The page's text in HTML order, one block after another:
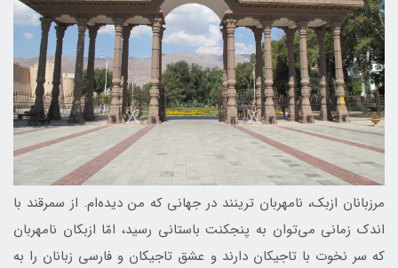
مرزبانان ازبک، نامهربان‌ ترینند در جهانی که من دیده‌ام. از سمرقند با
اندک زمانی می‌توان به پنجکنت باستانی رسید، امّا ازبکان نامهربان
که سر نخوت با تاجیکان دارند و عشق تاجیکان و فارسی زبانان را به